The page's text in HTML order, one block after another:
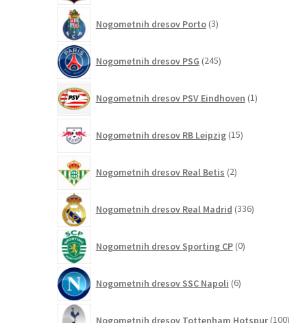
Nogometnih dresov Porto 3izdelki
Nogometnih dresov PSG 245izdelkov
Nogometnih dresov PSV Eindhoven 1izdelek
Nogometnih dresov RB Leipzig 15izdelkov
Nogometnih dresov Real Betis 2izdelka
Nogometnih dresov Real Madrid 336izdelkov
Nogometnih dresov Sporting CP 0izdelkov
Nogometnih dresov SSC Napoli 6izdelkov
Nogometnih dresov Tottenham Hotspur 100